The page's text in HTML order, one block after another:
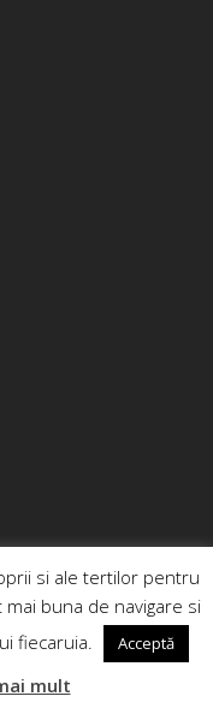
si ale tertilor pentru
buna de navigare si
fiecaruia.
Acceptă
mult